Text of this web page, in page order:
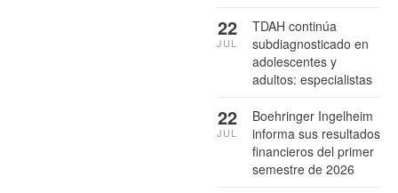
TDAH continúa
subdiagnosticado en
adolescentes y
adultos: especialistas
22
JUL
Boehringer Ingelheim
informa sus resultados
financieros del primer
semestre de 2026
22
JUL